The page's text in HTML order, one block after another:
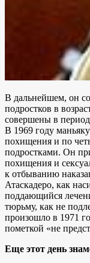
В дальнейшем, он
подростков в
совершены в период
В 1969 году
похищения и по
подростками. Он
похищения и
к отбыванию
Атаскадеро, как
поддающийся
тюрьму, как не
произошло в 1971
пометкой «не
Еще этот день